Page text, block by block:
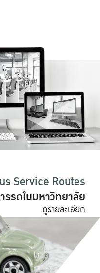
Service Routes
รรถในมหาวิทยาลัย
ดูรายละเอียด